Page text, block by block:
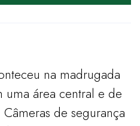
na madrugada
área central e de
de segurança